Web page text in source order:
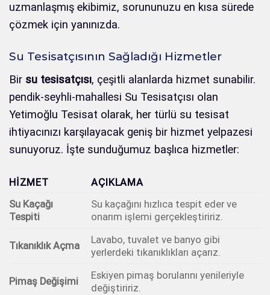
uzmanlaşmış ekibimiz, sorununuzu en kısa sürede
çözmek için yanınızda.
Su Tesisatçısının Sağladığı Hizmetler
Bir su tesisatçısı, çeşitli alanlarda hizmet sunabilir.
pendik-seyhli-mahallesi Su Tesisatçısı olan
Yetimoğlu Tesisat olarak, her türlü su tesisat
ihtiyacınızı karşılayacak geniş bir hizmet yelpazesi
sunuyoruz. İşte sunduğumuz başlıca hizmetler:
HIZMET
AÇIKLAMA
Su Kaçağı
Tespiti
Su kaçağını hızlıca tespit eder ve
onarım işlemi gerçekleştiririz.
Tıkanıklık Açma
Lavabo, tuvalet ve banyo gibi
yerlerdeki tıkanıklıkları açarız.
Pimaş Değişimi
Eskiyen pimaş borularını yenileriyle
değiştiririz.